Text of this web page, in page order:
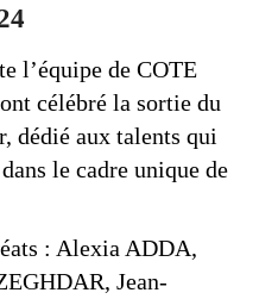
l’équipe de COTE
célébré la sortie du
dédié aux talents qui
le cadre unique de
: Alexia ADDA,
Jean-